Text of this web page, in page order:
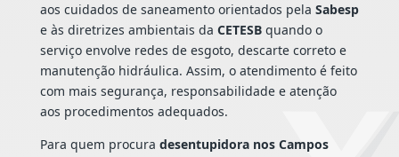
aos cuidados de saneamento orientados pela Sabesp
e às diretrizes ambientais da CETESBquando o
serviço envolve redes de esgoto, descarte correto e
manutenção hidráulica. Assim, o atendimento é feito
com mais segurança, responsabilidade e atenção
aos procedimentos adequados.
Para quem procura desentupidora nos Campos